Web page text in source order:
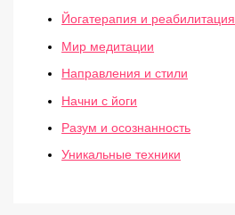
Йогатерапия и реабилитация
Мир медитации
Направления и стили
Начни с йоги
Разум и осознанность
Уникальные техники